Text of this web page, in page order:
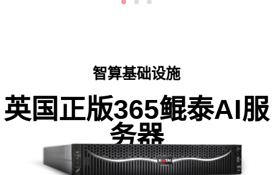
智算基础设施
英国正版365鲲泰AI服
务器